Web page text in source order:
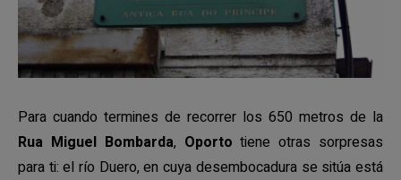
Para cuando termines de recorrer los 650 metros de la
Rua Miguel Bombarda, Oporto tiene otras sorpresas
para ti: el río Duero, en cuya desembocadura se sitúa está